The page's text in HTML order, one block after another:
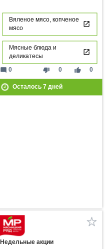
Вяленое мясо, копченое
мясо
Мясные блюда и
деликатесы
thumb_down 0 thumb_up 0
mode_comment 0
Осталось 7дней
Недельные акции